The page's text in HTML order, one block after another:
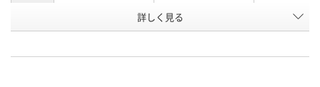
あり
詳しく見る